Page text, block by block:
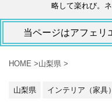
略して楽れび。
当ページはアフェリ
HOME >山梨県 >
山梨県 インテリア（家具